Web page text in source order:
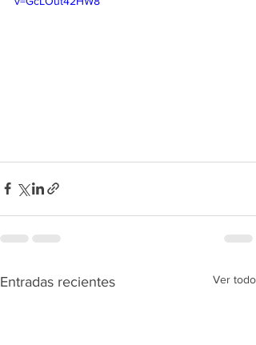
Entradas recientes Ver todo